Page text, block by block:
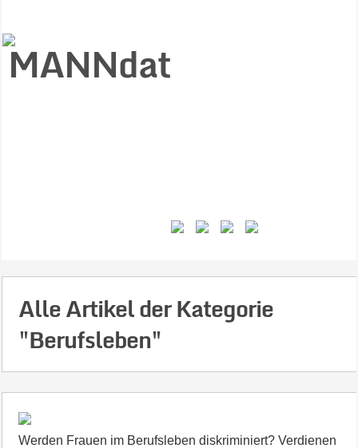
Alle Artikel der Kategorie
"Berufsleben"
Werden Frauen im Berufsleben diskriminiert? Verdienen